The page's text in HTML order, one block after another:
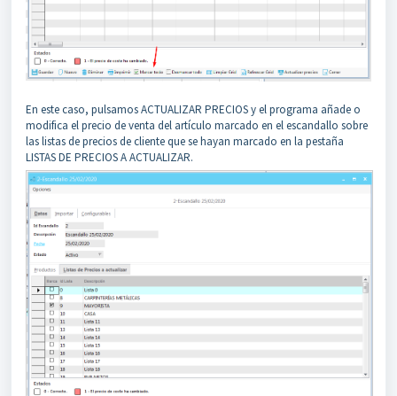
En este caso, pulsamos ACTUALIZAR PRECIOS y el programa añade o
modifica el precio de venta del artículo marcado en el escandallo sobre
las listas de precios de cliente que se hayan marcado en la pestaña
LISTAS DE PRECIOS A ACTUALIZAR.